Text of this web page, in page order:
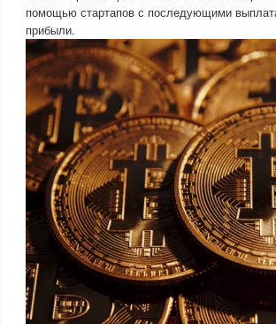
помощью стартапов с последующими
прибыли.